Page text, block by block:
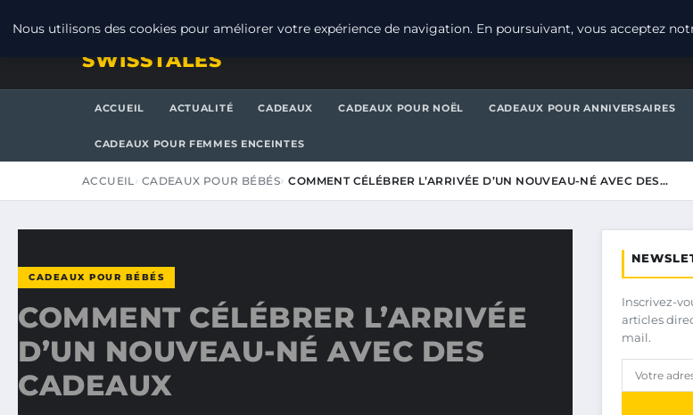
SWISSTALES
ACCUEIL ACTUALITÉ CADEAUX CADEAUX POUR NOËL CADEAUX POUR ANNIVERSAIRES
CADEAUX POUR FEMMES ENCEINTES
ACCUEIL CADEAUX POUR BÉBÉS COMMENT CÉLÉBRER L’ARRIVÉE D’UN NOUVEAU-NÉ AVEC DES…
CADEAUX POUR BÉBÉS
COMMENT CÉLÉBRER L’ARRIVÉE
D’UN NOUVEAU-NÉ AVEC DES
CADEAUX
Inscrivez-
articles
mail.
Nous utilisons des cookies pour améliorer votre expérience de navigation. En poursuivant, vous acceptez